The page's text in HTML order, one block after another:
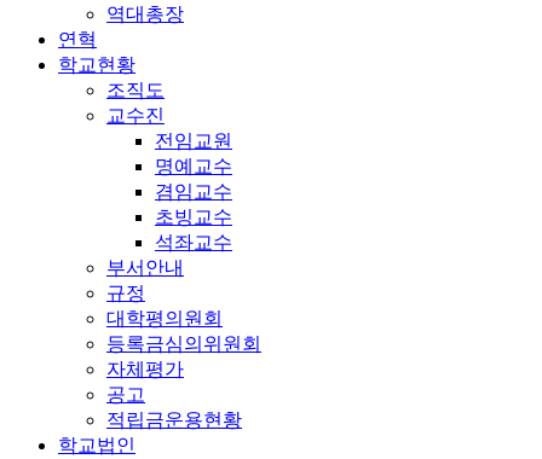
역대총장
연혁
학교현황
조직도
교수진
전임교원
명예교수
겸임교수
초빙교수
석좌교수
부서안내
규정
대학평의원회
등록금심의위원회
자체평가
공고
적립금운용현황
학교법인